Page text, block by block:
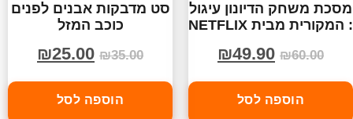
מסכת משחק הדיונון עיגול
: המקורית מבית NETFLIX
₪60.00
₪49.90
הוספה לסל
סט מדבקות אבנים לפנים
כוכב המזל
₪35.00
₪25.00
הוספה לסל